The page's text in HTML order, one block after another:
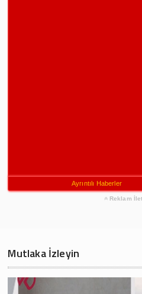
Ayrıntılı Haberler
Reklam
Mutlaka İzleyin